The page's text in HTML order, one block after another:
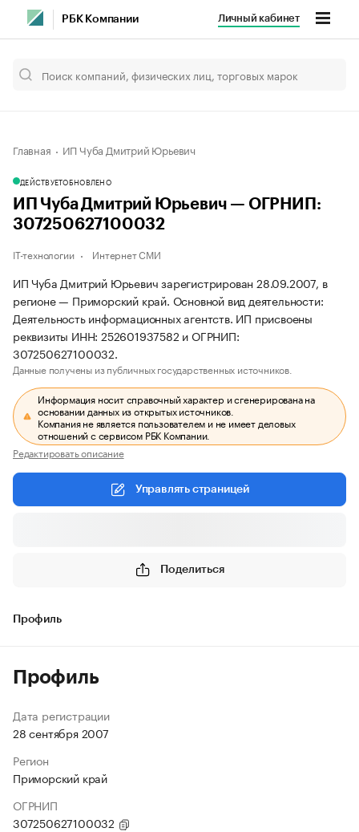
РБК Компании Личный кабинет
Главная ИП Чуба Дмитрий Юрьевич
ДЕЙСТВУЕТОБНОВЛЕНО
ИП Чуба Дмитрий Юрьевич — ОГРНИП:
307250627100032
IT-технологии Интернет СМИ
ИП Чуба Дмитрий Юрьевич зарегистрирован 28.09.2007, в
регионе — Приморский край. Основной вид деятельности:
Деятельность информационных агентств. ИП присвоены
реквизиты ИНН: 252601937582 и ОГРНИП:
307250627100032.
Данные получены из публичных государственных источников.
Информация носит справочный характер и сгенерирована на
основании данных из открытых источников.
Компания не является пользователем и не имеет деловых
отношений с сервисом РБК Компании.
Редактировать описание
Управлять страницей
Поделиться
Профиль
Профиль
Дата регистрации
28 сентября 2007
Регион
Приморский край
ОГРНИП
307250627100032